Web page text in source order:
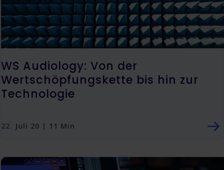
WS Audiology: Von der
Wertschöpfungskette bis hin zur
Technologie
22. Juli 20 | 11 Min